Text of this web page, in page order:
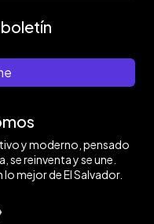
y moderno, pensado
se reinventa y se une.
mejor de El Salvador.